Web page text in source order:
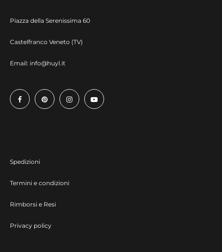
Piazza della Serenissima 60
Castelfranco Veneto (TV)
Email: info@huyl.it
Spedizioni
Termini e condizioni
Rimborsi e Resi
Privacy policy